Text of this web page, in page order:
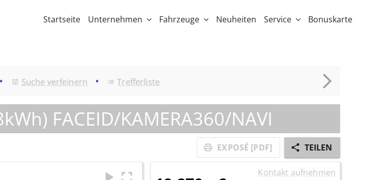
Startseite Unternehmen Fahrzeuge Neuheiten Service Bonuskarte
• Suche verfeinern • Trefferliste
FACEID/KAMERA360/NAVI
EXPOSÉ [PDF] TEILEN
Kontakt aufnehmen